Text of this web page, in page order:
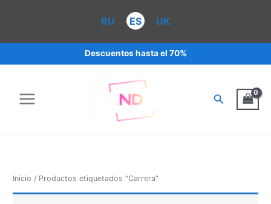
RU ES UK
Descuentos hasta el 70%
Buscar
Inicio / Productos etiquetados “Carrera”